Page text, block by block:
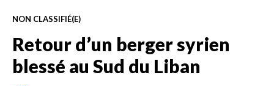
NON CLASSIFIÉ(E)
Retour d’un berger syrien
blessé au Sud du Liban